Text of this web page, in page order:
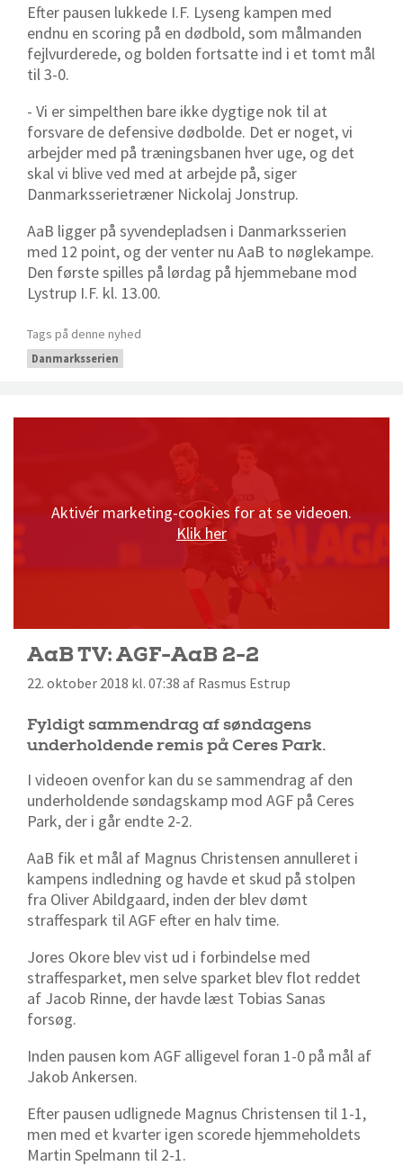
Efter pausen lukkede I.F. Lyseng kampen med
endnu en scoring på en dødbold, som målmanden
fejlvurderede, og bolden fortsatte ind i et tomt mål
til 3-0.
- Vi er simpelthen bare ikke dygtige nok til at
forsvare de defensive dødbolde. Det er noget, vi
arbejder med på træningsbanen hver uge, og det
skal vi blive ved med at arbejde på, siger
Danmarksserietræner Nickolaj Jonstrup.
AaB ligger på syvendepladsen i Danmarksserien
med 12 point, og der venter nu AaB to nøglekampe.
Den første spilles på lørdag på hjemmebane mod
Lystrup I.F. kl. 13.00.
Tags på denne nyhed
Danmarksserien
Aktivér marketing-cookies for at se videoen.
Klik her
AaB TV: AGF-AaB 2-2
22. oktober 2018 kl. 07:38 af Rasmus Estrup
Fyldigt sammendrag af søndagens
underholdende remis på Ceres Park.
I videoen ovenfor kan du se sammendrag af den
underholdende søndagskamp mod AGF på Ceres
Park, der i går endte 2-2.
AaB fik et mål af Magnus Christensen annulleret i
kampens indledning og havde et skud på stolpen
fra Oliver Abildgaard, inden der blev dømt
straffespark til AGF efter en halv time.
Jores Okore blev vist ud i forbindelse med
straffesparket, men selve sparket blev flot reddet
af Jacob Rinne, der havde læst Tobias Sanas
forsøg.
Inden pausen kom AGF alligevel foran 1-0 på mål af
Jakob Ankersen.
Efter pausen udlignede Magnus Christensen til 1-1,
men med et kvarter igen scorede hjemmeholdets
Martin Spelmann til 2-1.